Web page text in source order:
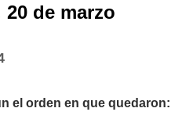
de marzo
el orden en que quedaron: